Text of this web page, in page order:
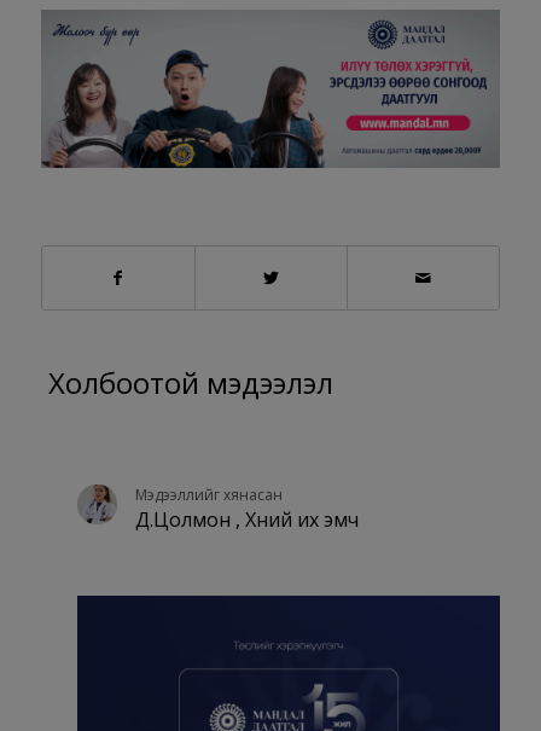
Холбоотой мэдээлэл
Мэдээллийг хянасан
Д.Цолмон , Хүний их эмч